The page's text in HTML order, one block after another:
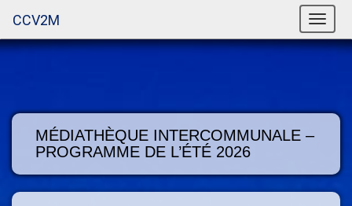
Toggle
CCV2M
MÉDIATHÈQUE INTERCOMMUNALE –
PROGRAMME DE L’ÉTÉ 2026